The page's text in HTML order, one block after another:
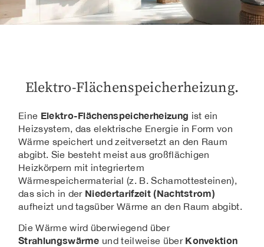
Elektro-Flächenspeicherheizung.
Eine Elektro-Flächenspeicherheizung ist ein
Heizsystem, das elektrische Energie in Form von
Wärme speichert und zeitversetzt an den Raum
abgibt. Sie besteht meist aus großflächigen
Heizkörpern mit integriertem
Wärmespeichermaterial (z. B. Schamottesteinen),
das sich in der Niedertarifzeit (Nachtstrom)
aufheizt und tagsüber Wärme an den Raum abgibt.
Die Wärme wird überwiegend über
Strahlungswärme und teilweise über Konvektion